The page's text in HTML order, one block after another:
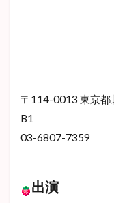
〒114-0013 東京都
B1
03-6807-7359
出演